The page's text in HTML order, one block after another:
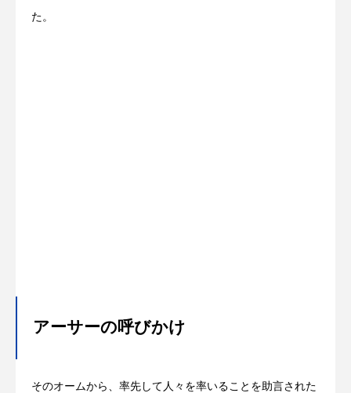
た。
アーサーの呼びかけ
そのオームから、率先して人々を率いることを助言された